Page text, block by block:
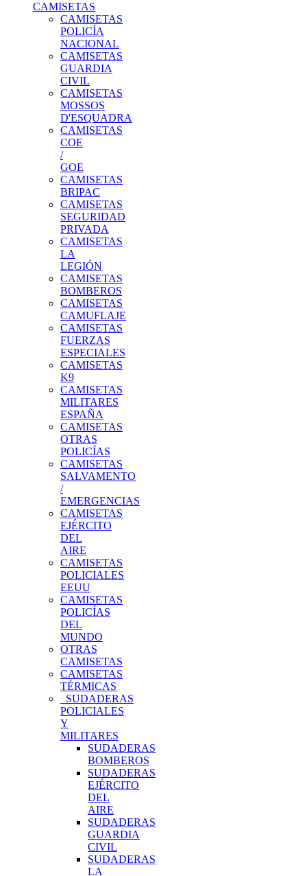
CAMISETAS
CAMISETAS
POLICÍA
NACIONAL
CAMISETAS
GUARDIA
CIVIL
CAMISETAS
MOSSOS
D'ESQUADRA
CAMISETAS
COE
/
GOE
CAMISETAS
BRIPAC
CAMISETAS
SEGURIDAD
PRIVADA
CAMISETAS
LA
LEGIÓN
CAMISETAS
BOMBEROS
CAMISETAS
CAMUFLAJE
CAMISETAS
FUERZAS
ESPECIALES
CAMISETAS
K9
CAMISETAS
MILITARES
ESPAÑA
CAMISETAS
OTRAS
POLICÍAS
CAMISETAS
SALVAMENTO
/
EMERGENCIAS
CAMISETAS
EJÉRCITO
DEL
AIRE
CAMISETAS
POLICIALES
EEUU
CAMISETAS
POLICÍAS
DEL
MUNDO
OTRAS
CAMISETAS
CAMISETAS
TÉRMICAS
SUDADERAS
POLICIALES
Y
MILITARES
SUDADERAS
BOMBEROS
SUDADERAS
EJÉRCITO
DEL
AIRE
SUDADERAS
GUARDIA
CIVIL
SUDADERAS
LA